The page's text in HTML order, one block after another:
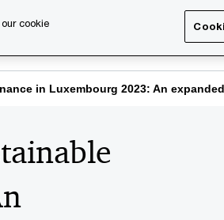
PwC
in Luxembourg 2023: An
cookie